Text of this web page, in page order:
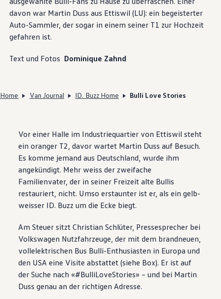
davon war Martin Duss aus Ettiswil (LU): ein begeisterter
Auto-Sammler, der sogar in einem seiner T1 zur Hochzeit
gefahren ist.
Text und Fotos Dominique Zahnd
Home Van Journal ID. Buzz Home Bulli Love Stories
Vor einer Halle im Industriequartier von Ettiswil steht
ein oranger T2, davor wartet Martin Duss auf Besuch.
Es komme jemand aus Deutschland, wurde ihm
angekündigt. Mehr weiss der zweifache
Familienvater, der in seiner Freizeit alte Bullis
restauriert, nicht. Umso erstaunter ist er, als ein gelb-
weisser ID. Buzz um die Ecke biegt.
Am Steuer sitzt Christian Schlüter, Pressesprecher bei
Volkswagen Nutzfahrzeuge, der mit dem brandneuen,
vollelektrischen Bus Bulli-Enthusiasten in Europa und
den USA eine Visite abstattet (siehe Box). Er ist auf
der Suche nach «#BulliLoveStories» – und bei Martin
Duss genau an der richtigen Adresse.